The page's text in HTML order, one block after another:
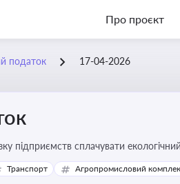
Про проєкт
податок 17-04-2026
підприємств сплачувати
звітності та дотримання
Транспорт Агропромисловий